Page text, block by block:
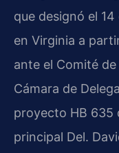
que designó el
en Virginia a
ante el Comité
Cámara de
proyecto HB 635
principal Del.